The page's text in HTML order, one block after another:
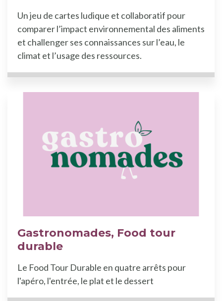
Un jeu de cartes ludique et collaboratif pour
comparer l’impact environnemental des aliments
et challenger ses connaissances sur l’eau, le
climat et l’usage des ressources.
Gastronomades, Food tour
durable
Le Food Tour Durable en quatre arrêts pour
l'apéro, l'entrée, le plat et le dessert